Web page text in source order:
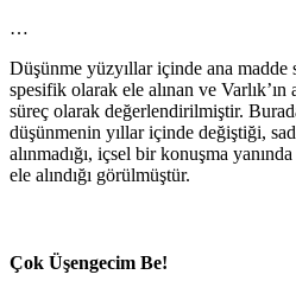
…
Düşünme yüzyıllar içinde ana madde
spesifik olarak ele alınan ve
süreç olarak değerlendirilmiştir.
düşünmenin yıllar içinde değiştiği,
alınmadığı, içsel bir konuşma
ele alındığı görülmüştür.
Çok Üşengecim Be!